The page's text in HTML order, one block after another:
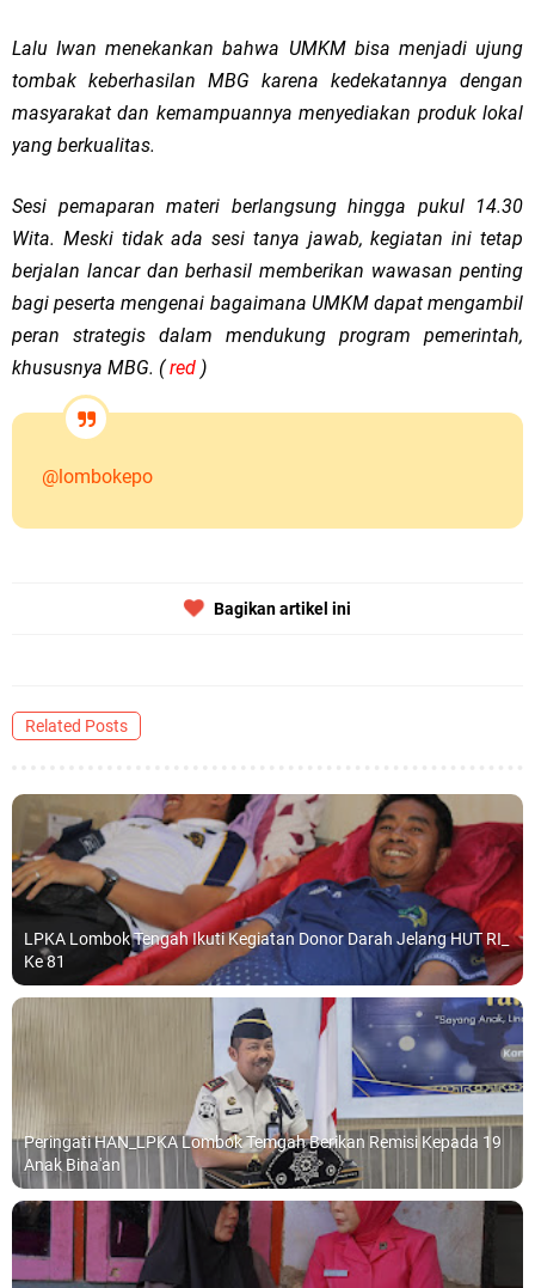
Lalu Iwan menekankan bahwa UMKM bisa menjadi ujung
tombak keberhasilan MBG karena kedekatannya dengan
masyarakat dan kemampuannya menyediakan produk lokal
yang berkualitas.
Sesi pemaparan materi berlangsung hingga pukul 14.30
Wita. Meski tidak ada sesi tanya jawab, kegiatan ini tetap
berjalan lancar dan berhasil memberikan wawasan penting
bagi peserta mengenai bagaimana UMKM dapat mengambil
peran strategis dalam mendukung program pemerintah,
khususnya MBG. (red )
@lombokepo
Bagikan artikel ini
Related Posts
LPKA Lombok Tengah Ikuti Kegiatan Donor Darah Jelang HUT RI_
Ke 81
Peringati HAN_LPKA Lombok Temgah Berikan Remisi Kepada 19
Anak Bina'an